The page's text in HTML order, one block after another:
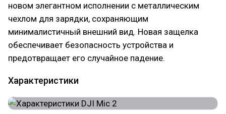
новом элегантном исполнении с металлическим
чехлом для зарядки, сохраняющим
минималистичный внешний вид. Новая защелка
обеспечивает безопасность устройства и
предотвращает его случайное падение.
Характеристики